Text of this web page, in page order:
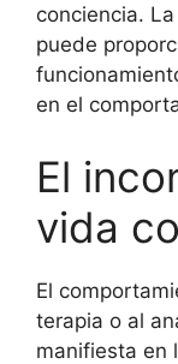
conciencia.
puede
en el
El
vida
El
terapia o al
manifiesta en